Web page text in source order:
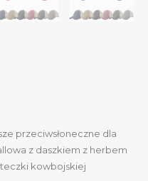
przeciwsłoneczne dla
z daszkiem z herbem
kowbojskiej